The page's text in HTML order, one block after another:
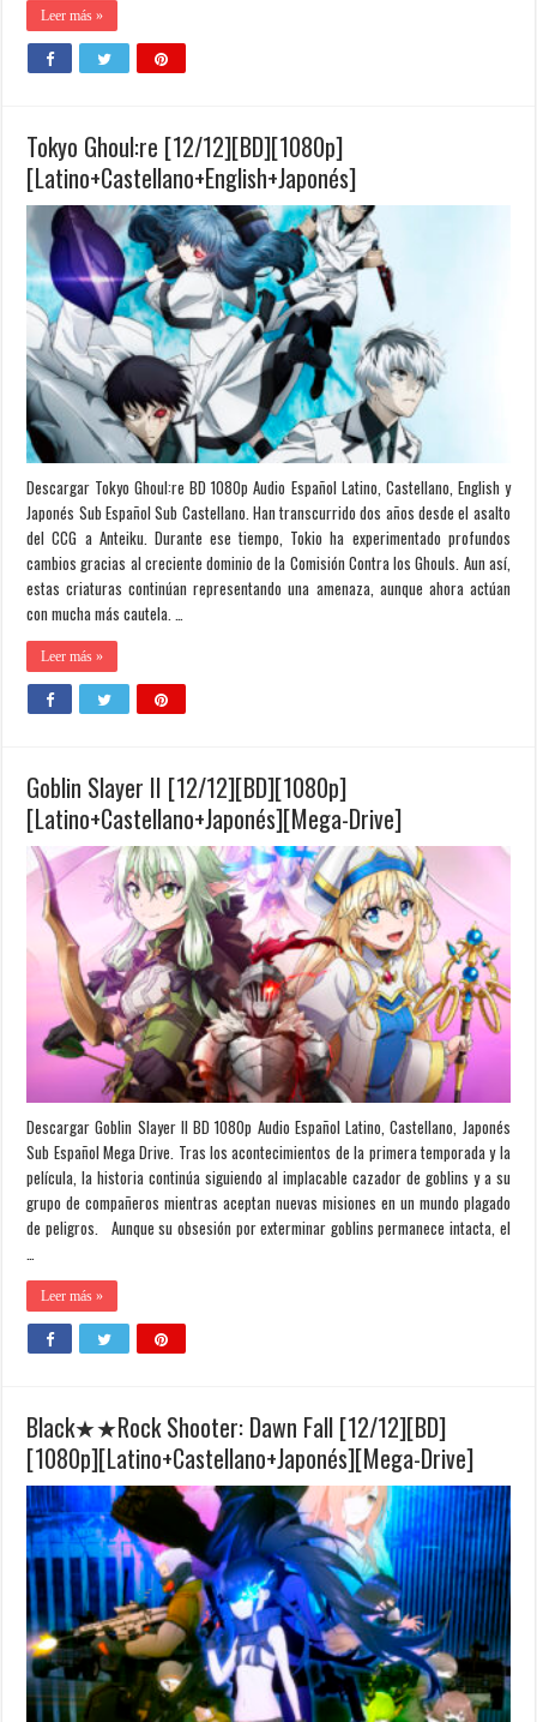
Leer más »
Tokyo Ghoul:re [12/12][BD][1080p]
[Latino+Castellano+English+Japonés]
Descargar Tokyo Ghoul:re BD 1080p Audio Español Latino, Castellano, English y
Japonés Sub Español Sub Castellano. Han transcurrido dos años desde el asalto
del CCG a Anteiku. Durante ese tiempo, Tokio ha experimentado profundos
cambios gracias al creciente dominio de la Comisión Contra los Ghouls. Aun así,
estas criaturas continúan representando una amenaza, aunque ahora actúan
con mucha más cautela. …
Leer más »
Goblin Slayer II [12/12][BD][1080p]
[Latino+Castellano+Japonés][Mega-Drive]
Descargar Goblin Slayer II BD 1080p Audio Español Latino, Castellano, Japonés
Sub Español Mega Drive. Tras los acontecimientos de la primera temporada y la
película, la historia continúa siguiendo al implacable cazador de goblins y a su
grupo de compañeros mientras aceptan nuevas misiones en un mundo plagado
de peligros. Aunque su obsesión por exterminar goblins permanece intacta, el
…
Leer más »
Black★★Rock Shooter: Dawn Fall [12/12][BD]
[1080p][Latino+Castellano+Japonés][Mega-Drive]